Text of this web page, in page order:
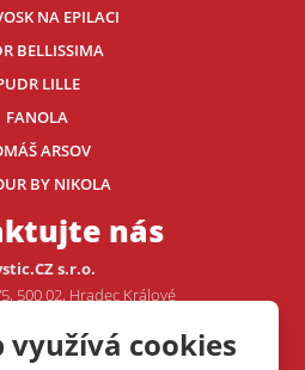
využívá cookies
NA EPILACI
BELLISSIMA
LILLE
FANOLA
ARSOV
BY NIKOLA
nás
s.r.o.
500 02, Hradec Králové
605 507 706